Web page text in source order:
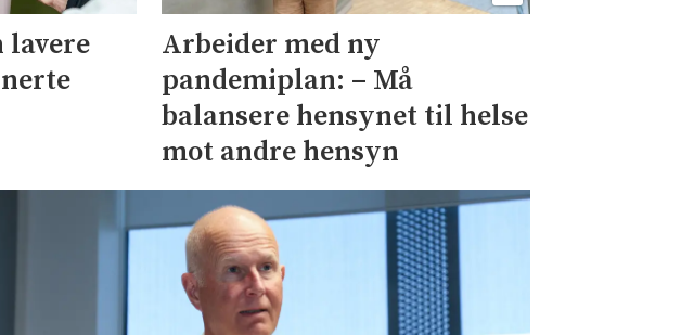
lavere
Arbeider med ny
pandemiplan: – Må
balansere hensynet til helse
mot andre hensyn